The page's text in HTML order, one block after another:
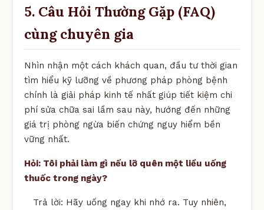
5. Câu Hỏi Thường Gặp (FAQ)
cùng chuyên gia
Nhìn nhận một cách khách quan, đầu tư thời gian
tìm hiểu kỹ lưỡng về phương pháp phòng bệnh
chính là giải pháp kinh tế nhất giúp tiết kiệm chi
phí sửa chữa sai lầm sau này, hướng đến những
giá trị phòng ngừa biến chứng nguy hiểm bền
vững nhất.
Hỏi: Tôi phải làm gì nếu lỡ quên một liều uống
thuốc trong ngày?
Trả lời: Hãy uống ngay khi nhớ ra. Tuy nhiên,